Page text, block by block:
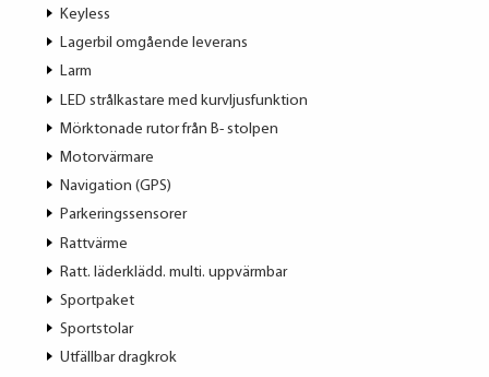
Keyless
Lagerbil omgående leverans
Larm
LED strålkastare med kurvljusfunktion
Mörktonade rutor från B- stolpen
Motorvärmare
Navigation (GPS)
Parkeringssensorer
Rattvärme
Ratt. läderklädd. multi. uppvärmbar
Sportpaket
Sportstolar
Utfällbar dragkrok